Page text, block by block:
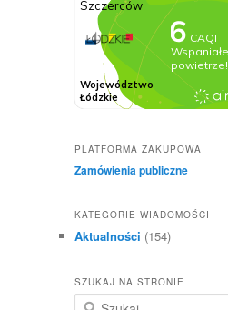
PLATFORMA ZAKUPOWA
Zamówienia publiczne
KATEGORIE WIADOMOŚCI
Aktualności (154)
SZUKAJ NA STRONIE